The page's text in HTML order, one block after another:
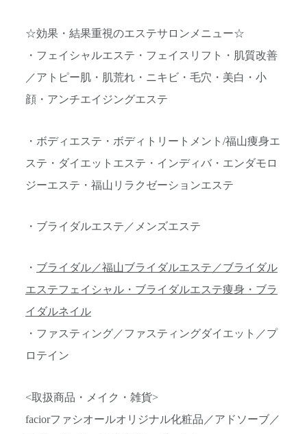
☆効果・結果重視のエステサロンメニュー☆
・フェイシャルエステ・フェイスリフト・肌質改善
／アトピー肌・肌荒れ・ニキビ・毛穴・美白・小
顔・アンチエイジングエステ
・ボディエステ・ボディトリートメント/福山痩身エ
ステ・ダイエットエステ・インディバ・エンダモロ
ジーエステ・福山リラクゼーションエステ
・ブライダルエステ／メンズエステ
・ ブライダル／福山ブライダルエステ／ブライダル
エステフェイシャル・ブライダルエステ痩身・ブラ
イダルネイル
・ファスティング／ファスティングダイエット／プ
ロテイン
<取扱商品・メイク・雑貨>
faciorファシオールオリジナル化粧品／アドソーブ／